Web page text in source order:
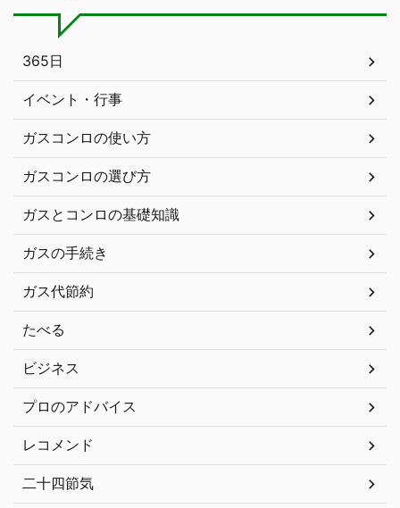
365日
イベント・行事
ガスコンロの使い方
ガスコンロの選び方
ガスとコンロの基礎知識
ガスの手続き
ガス代節約
たべる
ビジネス
プロのアドバイス
レコメンド
二十四節気